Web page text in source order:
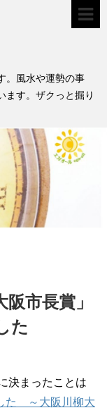
。風水や運勢の事
ます。ザクっと掘り
市長賞」
した
決まったことは
た ～大阪川柳大